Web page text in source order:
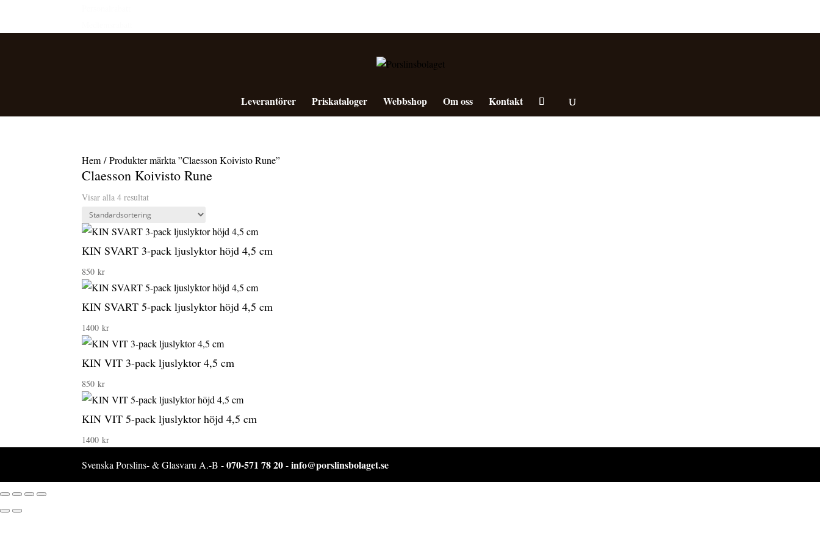
Leverantörer Priskataloger Webbshop Om oss Kontakt
Hem / Produkter märkta ”Claesson Koivisto Rune”
Claesson Koivisto Rune
Visar alla 4 resultat
KIN SVART 3-pack ljuslyktor höjd 4,5 cm
850kr
KIN SVART 5-pack ljuslyktor höjd 4,5 cm
1400kr
KIN VIT 3-pack ljuslyktor 4,5 cm
850kr
KIN VIT 5-pack ljuslyktor höjd 4,5 cm
1400kr
Svenska Porslins- & Glasvaru A.-B -070-571 78 20-info@porslinsbolaget.se